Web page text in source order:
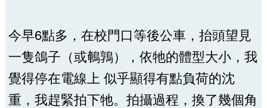
今早6點多，在校門口等後公車，抬頭望見
一隻鴿子（或鵪鶉），依牠的體型大小，我
覺得停在電線上 似乎顯得有點負荷的沈
重，我趕緊拍下牠。拍攝過程，換了幾個角